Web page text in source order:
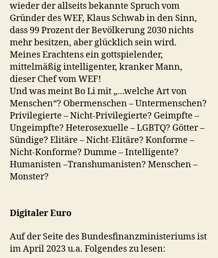
wieder der allseits bekannte Spruch vom
Gründer des WEF, Klaus Schwab in den Sinn,
dass 99 Prozent der Bevölkerung 2030 nichts
mehr besitzen, aber glücklich sein wird.
Meines Erachtens ein gottspielender,
mittelmäßig intelligenter, kranker Mann,
dieser Chef vom WEF!
Und was meint Bo Li mit „…welche Art von
Menschen“? Obermenschen – Untermenschen?
Privilegierte – Nicht-Privilegierte? Geimpfte –
Ungeimpfte? Heterosexuelle – LGBTQ? Götter –
Sündige? Elitäre – Nicht-Elitäre? Konforme –
Nicht-Konforme? Dumme – Intelligente?
Humanisten –Transhumanisten? Menschen –
Monster?
Digitaler Euro
Auf der Seite des Bundesfinanzministeriums ist
im April 2023 u.a. Folgendes zu lesen: